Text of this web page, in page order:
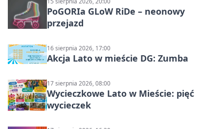
PoGORIa GLoW RiDe – neonowy
przejazd
16 sierpnia 2026, 17:00
Akcja Lato w mieście DG: Zumba
17 sierpnia 2026, 08:00
Wycieczkowe Lato w Mieście: pięć
wycieczek